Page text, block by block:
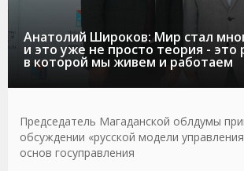
Анатолий Широков: Мир стал
и это уже не просто теория - это
в которой мы живем и работаем
Председатель Магаданской облдумы
обсуждении «русской модели
основ госуправления